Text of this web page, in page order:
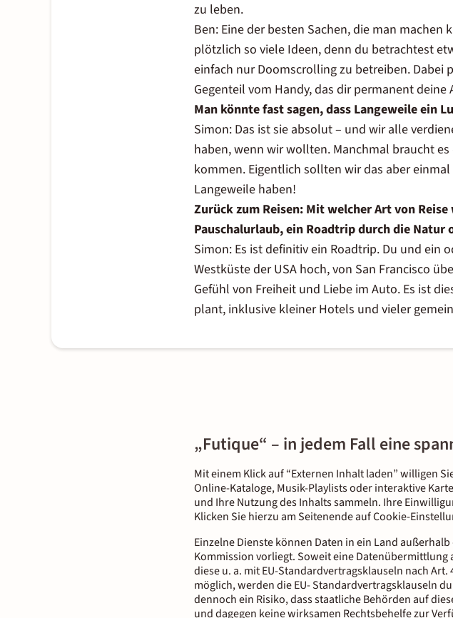
zu leben.
Ben: Eine der besten Sachen, die man
plötzlich so viele Ideen, denn du betrachtest
einfach nur Doomscrolling zu betreiben. Dabei
Gegenteil vom Handy, das dir permanent
Man könnte fast sagen, dass Langeweile ein
Simon: Das ist sie absolut – und wir alle
haben, wenn wir wollten. Manchmal braucht
kommen. Eigentlich sollten wir das aber
Langeweile haben!
Zurück zum Reisen: Mit welcher Art von
Pauschalurlaub, ein Roadtrip durch die
Simon: Es ist definitiv ein Roadtrip. Du und ein
Westküste der USA hoch, von San Francisco
Gefühl von Freiheit und Liebe im Auto. Es ist
plant, inklusive kleiner Hotels und vieler
„Futique“ – in jedem Fall eine
Mit einem Klick auf “Externen Inhalt laden” willigen
Online-Kataloge, Musik-Playlists oder interaktive
und Ihre Nutzung des Inhalts sammeln. Ihre
Klicken Sie hierzu am Seitenende auf Cookie-
Einzelne Dienste können Daten in ein Land
Kommission vorliegt. Soweit eine Datenübermittlung
diese u. a. mit EU-Standardvertragsklauseln nach
möglich, werden die EU- Standardvertragsklauseln
dennoch ein Risiko, dass staatliche Behörden auf
und dagegen keine wirksamen Rechtsbehelfe zur